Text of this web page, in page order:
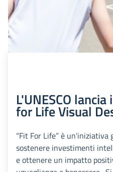
L'UNESCO
for Life Visual
“Fit For Life” è
sostenere investimenti
e ottenere un impatto